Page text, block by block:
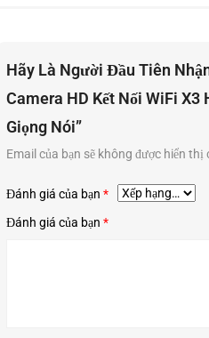
có thể nâng cao công suất hoạt
Hãy Là Người Đầu Tiên
Camera HD Kết Nối WiFi
Giọng Nói”
Email của bạn sẽ không được hiển thị
Đánh giá của bạn *
Đánh giá của bạn *